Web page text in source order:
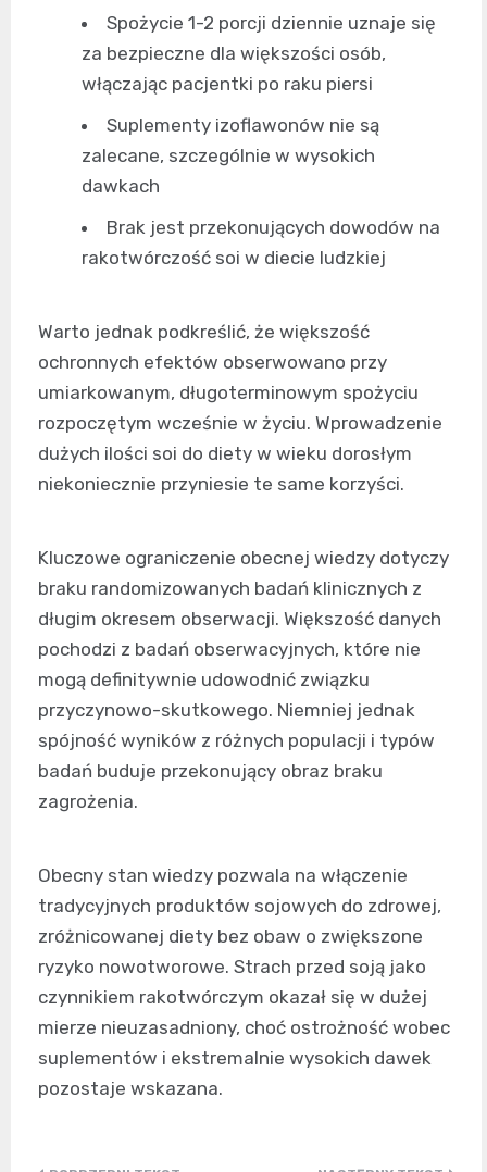
Spożycie 1-2 porcji dziennie uznaje się
za bezpieczne dla większości osób,
włączając pacjentki po raku piersi
Suplementy izoflawonów nie są
zalecane, szczególnie w wysokich
dawkach
Brak jest przekonujących dowodów na
rakotwórczość soi w diecie ludzkiej
Warto jednak podkreślić, że większość
ochronnych efektów obserwowano przy
umiarkowanym, długoterminowym spożyciu
rozpoczętym wcześnie w życiu. Wprowadzenie
dużych ilości soi do diety w wieku dorosłym
niekoniecznie przyniesie te same korzyści.
Kluczowe ograniczenie obecnej wiedzy dotyczy
braku randomizowanych badań klinicznych z
długim okresem obserwacji. Większość danych
pochodzi z badań obserwacyjnych, które nie
mogą definitywnie udowodnić związku
przyczynowo-skutkowego. Niemniej jednak
spójność wyników z różnych populacji i typów
badań buduje przekonujący obraz braku
zagrożenia.
Obecny stan wiedzy pozwala na włączenie
tradycyjnych produktów sojowych do zdrowej,
zróżnicowanej diety bez obaw o zwiększone
ryzyko nowotworowe. Strach przed soją jako
czynnikiem rakotwórczym okazał się w dużej
mierze nieuzasadniony, choć ostrożność wobec
suplementów i ekstremalnie wysokich dawek
pozostaje wskazana.